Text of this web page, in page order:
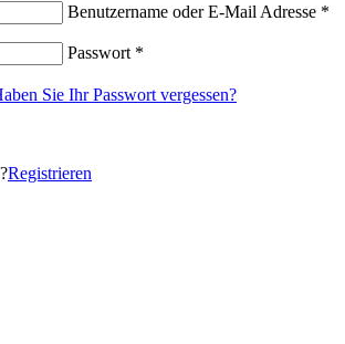
Benutzername oder E-Mail Adresse *
Passwort *
Sie Ihr Passwort vergessen?
Registrieren